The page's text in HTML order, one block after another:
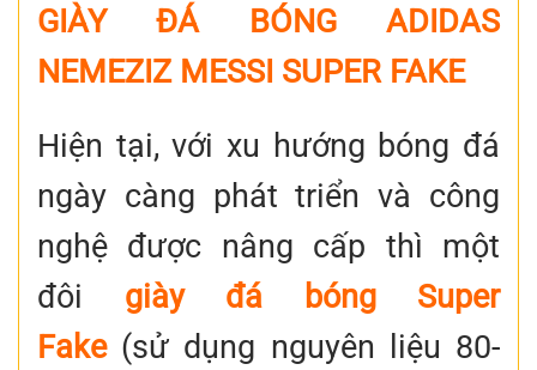
GIÀY ĐÁ BÓNG ADIDAS
NEMEZIZ MESSI SUPER FAKE
Hiện tại, với xu hướng bóng đá
ngày càng phát triển và công
nghệ được nâng cấp thì một
đôi
giày đá bóng Super
Fake (sử dụng nguyên liệu 80-